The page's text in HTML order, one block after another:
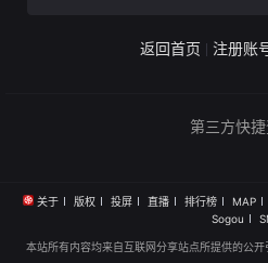
返回首页 注册账
第三方快
关于 版权 投屏 直播 排行榜 MAP
Sogou
本站所有内容均来自互联网分享站点所提供的公开